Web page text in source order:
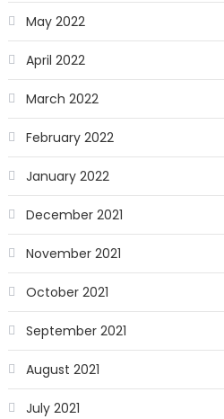
May 2022
April 2022
March 2022
February 2022
January 2022
December 2021
November 2021
October 2021
September 2021
August 2021
July 2021